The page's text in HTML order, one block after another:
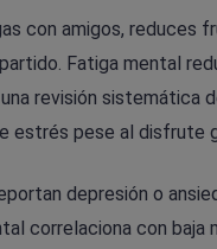
con amigos, reduces
Fatiga mental
revisión sistemática
estrés pese al disfrute
depresión o
correlaciona con baja